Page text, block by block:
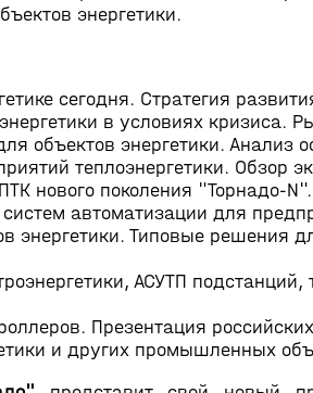
энергетики.
сегодня. Стратегия
в условиях кризиса.
объектов энергетики. Анализ
теплоэнергетики. Обзор
нового поколения "Торнадо-N".
автоматизации для
энергетики. Типовые
АСУТП
Презентация
и других промышленных